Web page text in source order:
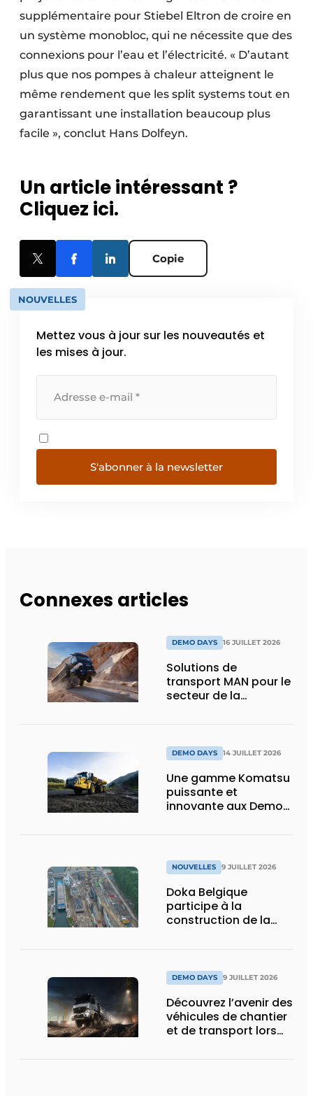
supplémentaire pour Stiebel Eltron de croire en
un système monobloc, qui ne nécessite que des
connexions pour l’eau et l’électricité. « D’autant
plus que nos pompes à chaleur atteignent le
même rendement que les split systems tout en
garantissant une installation beaucoup plus
facile », conclut Hans Dolfeyn.
Un article intéressant ?
Cliquez ici.
Copie
NOUVELLES
Mettez vous à jour sur les nouveautés et
les mises à jour.
S'abonner à la newsletter
Connexes articles
DEMO DAYS 16 JUILLET 2026
Solutions de
transport MAN pour le
secteur de la
DEMO DAYS 14 JUILLET 2026
Une gamme Komatsu
puissante et
innovante aux Demo
NOUVELLES 9 JUILLET 2026
Doka Belgique
participe à la
construction de la
DEMO DAYS 9 JUILLET 2026
Découvrez l’avenir des
véhicules de chantier
et de transport lors